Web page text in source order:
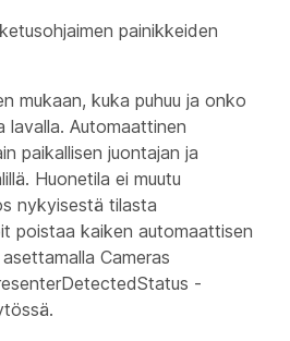
painikkeiden
mukaan, kuka puhuu ja onko
lavalla. Automaattinen
paikallisen juontajan ja
Huonetila ei muutu
nykyisestä tilasta
poistaa kaiken automaattisen
Cameras
-